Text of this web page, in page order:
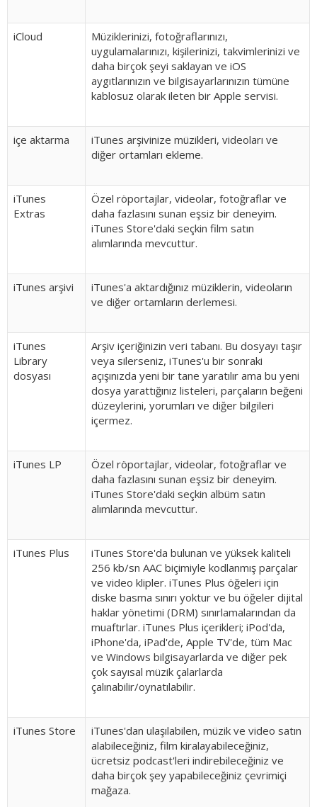
iCloud
Müziklerinizi, fotoğraflarınızı,
uygulamalarınızı, kişilerinizi, takvimlerinizi ve
daha birçok şeyi saklayan ve iOS
aygıtlarınızın ve bilgisayarlarınızın tümüne
kablosuz olarak ileten bir Apple servisi.
içe aktarma
iTunes arşivinize müzikleri, videoları ve
diğer ortamları ekleme.
iTunes
Extras
Özel röportajlar, videolar, fotoğraflar ve
daha fazlasını sunan eşsiz bir deneyim.
iTunes Store'daki seçkin film satın
alımlarında mevcuttur.
iTunes arşivi
iTunes'a aktardığınız müziklerin, videoların
ve diğer ortamların derlemesi.
iTunes
Library
dosyası
Arşiv içeriğinizin veri tabanı. Bu dosyayı taşır
veya silerseniz, iTunes'u bir sonraki
açışınızda yeni bir tane yaratılır ama bu yeni
dosya yarattığınız listeleri, parçaların beğeni
düzeylerini, yorumları ve diğer bilgileri
içermez.
iTunes LP
Özel röportajlar, videolar, fotoğraflar ve
daha fazlasını sunan eşsiz bir deneyim.
iTunes Store'daki seçkin albüm satın
alımlarında mevcuttur.
iTunes Plus
iTunes Store'da bulunan ve yüksek kaliteli
256 kb/sn AAC biçimiyle kodlanmış parçalar
ve video klipler. iTunes Plus öğeleri için
diske basma sınırı yoktur ve bu öğeler dijital
haklar yönetimi (DRM) sınırlamalarından da
muaftırlar. iTunes Plus içerikleri; iPod'da,
iPhone'da, iPad'de, Apple TV'de, tüm Mac
ve Windows bilgisayarlarda ve diğer pek
çok sayısal müzik çalarlarda
çalınabilir/oynatılabilir.
iTunes Store
iTunes'dan ulaşılabilen, müzik ve video satın
alabileceğiniz, film kiralayabileceğiniz,
ücretsiz podcast'leri indirebileceğiniz ve
daha birçok şey yapabileceğiniz çevrimiçi
mağaza.